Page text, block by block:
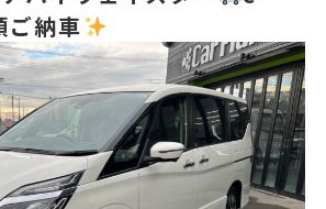
ご納車